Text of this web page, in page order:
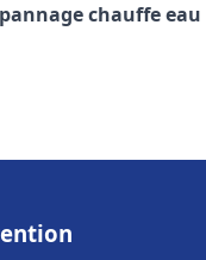
chauffe eau